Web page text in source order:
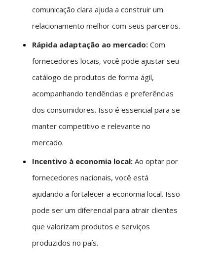
comunicação clara ajuda a construir um
relacionamento melhor com seus parceiros.
Rápida adaptação ao mercado: Com
fornecedores locais, você pode ajustar seu
catálogo de produtos de forma ágil,
acompanhando tendências e preferências
dos consumidores. Isso é essencial para se
manter competitivo e relevante no
mercado.
Incentivo à economia local: Ao optar por
fornecedores nacionais, você está
ajudando a fortalecer a economia local. Isso
pode ser um diferencial para atrair clientes
que valorizam produtos e serviços
produzidos no país.